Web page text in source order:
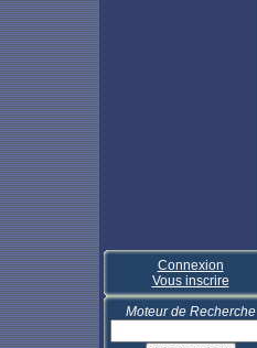
Connexion
Vous inscrire
Moteur de Recherche